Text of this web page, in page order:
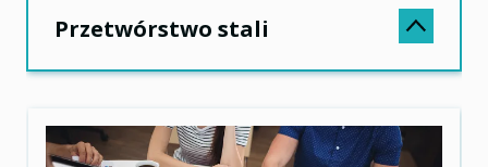
Przetwórstwo stali
Przetwórstwo stali